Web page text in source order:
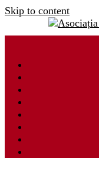
Skip to content